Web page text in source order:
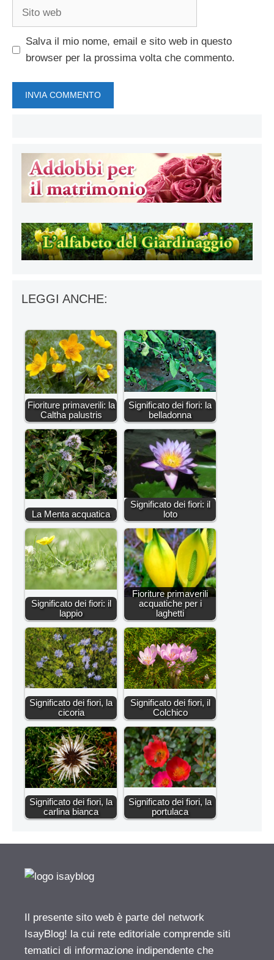
Sito
Salva il mio nome, email e sito web in questo
browser per la prossima volta che commento.
LEGGI ANCHE:
Fioriture primaverili: la
Caltha palustris
Significato dei fiori: la
belladonna
La Menta acquatica
Significato dei fiori: il
loto
Significato dei fiori: il
lappio
Fioriture primaverili
acquatiche per i
laghetti
Significato dei fiori, la
cicoria
Significato dei fiori, il
Colchico
Significato dei fiori, la
carlina bianca
Significato dei fiori, la
portulaca
Il presente sito web è parte del network
IsayBlog! la cui rete editoriale comprende siti
tematici di informazione indipendente che